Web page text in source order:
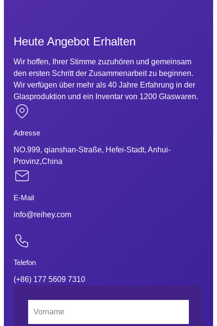
Heute Angebot Erhalten
Wir hoffen, Ihrer Stimme zuzuhören und gemeinsam
den ersten Schritt der Zusammenarbeit zu beginnen.
Wir verfügen über mehr als 40 Jahre Erfahrung in der
Glasproduktion und ein Inventar von 1200 Glaswaren.
Adresse
NO.999, qianshan-Straße, Hefei-Stadt, Anhui-
Provinz,China
E-Mail
info@reihey.com
Telefon
(+86) 177 5609 7310